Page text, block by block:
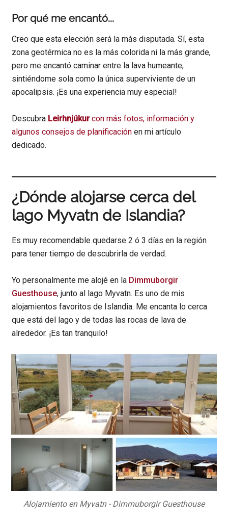
Por qué me encantó...
Creo que esta elección será la más disputada. Sí, esta
zona geotérmica no es la más colorida ni la más grande,
pero me encantó caminar entre la lava humeante,
sintiéndome sola como la única superviviente de un
apocalipsis. ¡Es una experiencia muy especial!
Descubra Leirhnjúkurcon más fotos, información y
algunos consejos de planificación en mi artículo
dedicado.
¿Dónde alojarse cerca del
lago Myvatn de Islandia?
Es muy recomendable quedarse 2 ó 3 días en la región
para tener tiempo de descubrirla de verdad.
Yo personalmente me alojé en la Dimmuborgir
Guesthouse, junto al lago Myvatn. Es uno de mis
alojamientos favoritos de Islandia. Me encanta lo cerca
que está del lago y de todas las rocas de lava de
alrededor. ¡Es tan tranquilo!
Alojamiento en Myvatn - Dimmuborgir Guesthouse